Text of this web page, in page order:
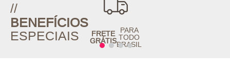
//
BENEFÍCIOS
ESPECIAIS
FRETE
GRÁTIS
PARA
TODO
BRASIL